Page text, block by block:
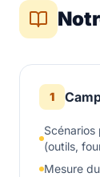
1
(outils,
Mesure